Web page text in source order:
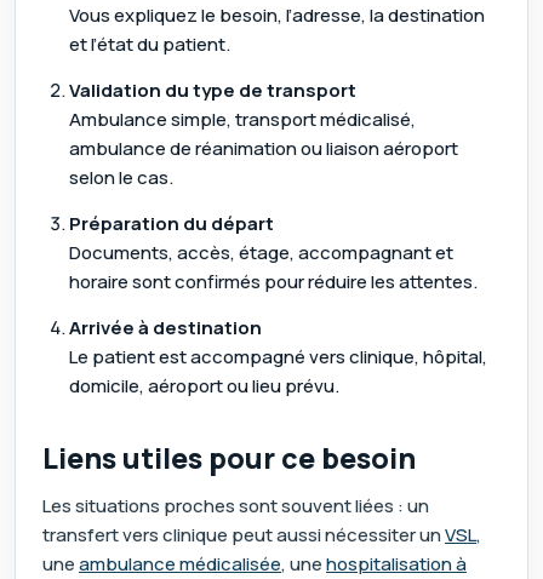
Vous expliquez le besoin, l’adresse, la destination
et l’état du patient.
Validation du type de transport
Ambulance simple, transport médicalisé,
ambulance de réanimation ou liaison aéroport
selon le cas.
Préparation du départ
Documents, accès, étage, accompagnant et
horaire sont confirmés pour réduire les attentes.
Arrivée à destination
Le patient est accompagné vers clinique, hôpital,
domicile, aéroport ou lieu prévu.
Liens utiles pour ce besoin
Les situations proches sont souvent liées : un
transfert vers clinique peut aussi nécessiter unVSL,
uneambulance médicalisée, unehospitalisation à